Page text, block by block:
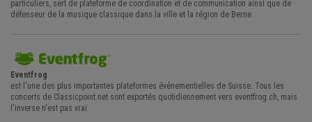
particuliers, sert de plateforme de coordination et de communication ainsi que de
défenseur de la musique classique dans la ville et la région de Berne.
Eventfrog
est l'une des plus importantes plateformes événementielles de Suisse. Tous les
concerts de Classicpoint.net sont exportés quotidiennement vers eventfrog.ch, mais
l'inverse n'est pas vrai.